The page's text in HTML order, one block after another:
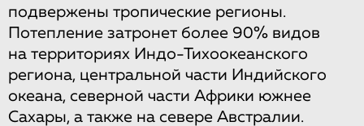
подвержены тропические регионы.
Потепление затронет более 90% видов
на территориях Индо-Тихоокеанского
региона, центральной части Индийского
океана, северной части Африки южнее
Сахары, а также на севере Австралии.